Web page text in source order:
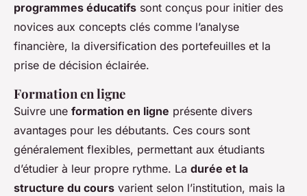
programmes éducatifs sont conçus pour initier des
novices aux concepts clés comme l’analyse
financière, la diversification des portefeuilles et la
prise de décision éclairée.
Formation en ligne
Suivre une formation en ligne présente divers
avantages pour les débutants. Ces cours sont
généralement flexibles, permettant aux étudiants
d’étudier à leur propre rythme. La durée et la
structure du cours varient selon l’institution, mais la